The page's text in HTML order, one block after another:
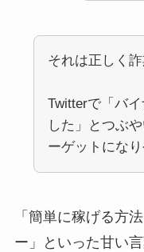
それは正しく詐
Twitterで「バ
した」とつぶ
ーゲットになり
「簡単に稼げる方
ー」といった甘い